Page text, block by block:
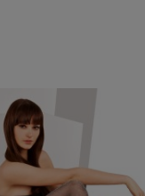
do koszyka